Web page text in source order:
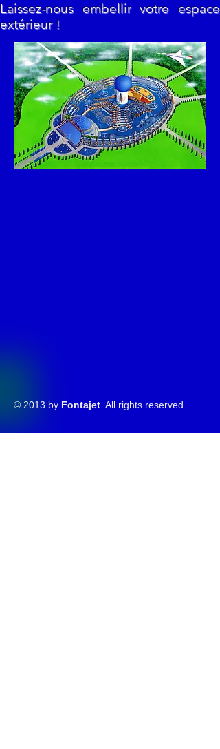
Laissez-nous embellir votre espace
extérieur !
© 2013 by Fontajet . All rights reserved.